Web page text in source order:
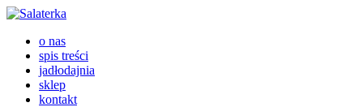
o nas
spis treści
jadłodajnia
sklep
kontakt